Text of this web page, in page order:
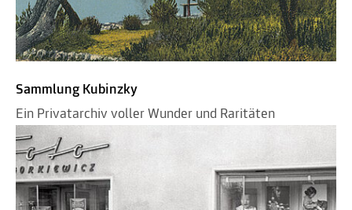
Sammlung Kubinzky
Ein Privatarchiv voller Wunder und Raritäten